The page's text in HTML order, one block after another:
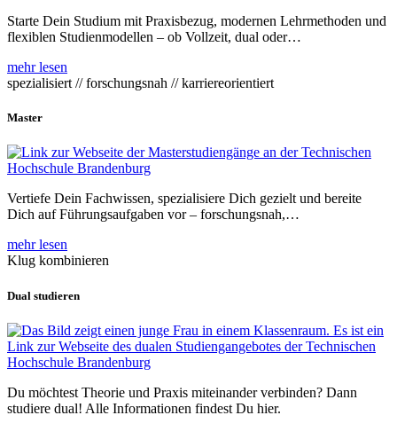
Starte Dein Studium mit Praxisbezug, modernen Lehrmethoden und
flexiblen Studienmodellen – ob Vollzeit, dual oder…
mehr lesen
spezialisiert // forschungsnah // karriereorientiert
Master
Vertiefe Dein Fachwissen, spezialisiere Dich gezielt und bereite
Dich auf Führungsaufgaben vor – forschungsnah,…
mehr lesen
Klug kombinieren
Dual studieren
Du möchtest Theorie und Praxis miteinander verbinden? Dann
studiere dual! Alle Informationen findest Du hier.